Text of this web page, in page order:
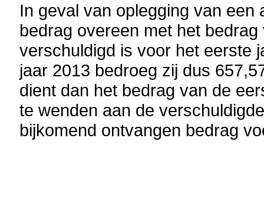
In geval van oplegging van
bedrag overeen met het
verschuldigd is voor het eerste
jaar 2013 bedroeg zij dus
dient dan het bedrag van de
te wenden aan de
bijkomend ontvangen bedrag